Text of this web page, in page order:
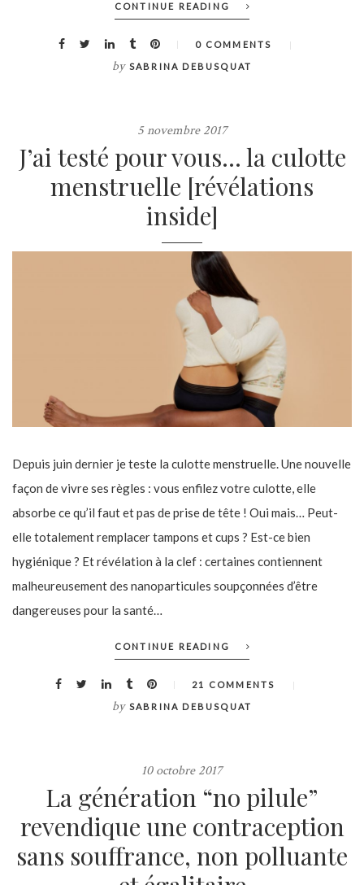
CONTINUE READING
0 COMMENTS
by SABRINA DEBUSQUAT
5 novembre 2017
J’ai testé pour vous… la culotte
menstruelle [révélations
inside]
Depuis juin dernier je teste la culotte menstruelle. Une nouvelle
façon de vivre ses règles : vous enfilez votre culotte, elle
absorbe ce qu’il faut et pas de prise de tête ! Oui mais… Peut-
elle totalement remplacer tampons et cups ? Est-ce bien
hygiénique ? Et révélation à la clef : certaines contiennent
malheureusement des nanoparticules soupçonnées d’être
dangereuses pour la santé…
CONTINUE READING
21 COMMENTS
by SABRINA DEBUSQUAT
10 octobre 2017
La génération “no pilule”
revendique une contraception
sans souffrance, non polluante